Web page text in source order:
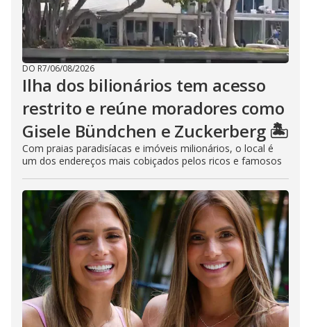
DO R7/06/08/2026
Ilha dos bilionários tem acesso
restrito e reúne moradores como
Gisele Bündchen e Zuckerberg 🏝️
Com praias paradisíacas e imóveis milionários, o local é
um dos endereços mais cobiçados pelos ricos e famosos